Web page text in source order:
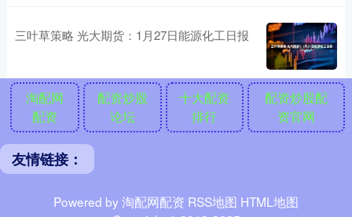
三叶草策略 光大期货：1月27日能源化工日报
淘配网
配资
配资炒股
论坛
十大配资
排行
配资炒股配
资官网
友情链接：
Powered by 淘配网配资 RSS地图 HTML地图